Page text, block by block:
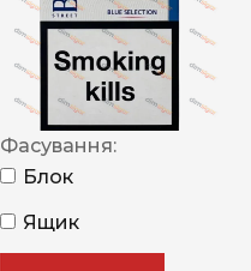
Фасування:
Блок
Ящик